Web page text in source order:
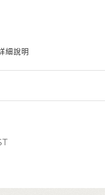
細說明